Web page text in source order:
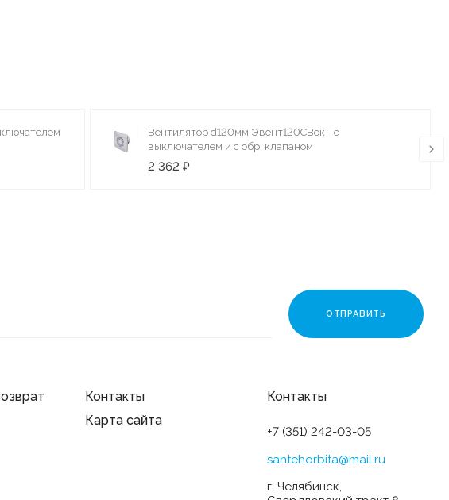
Вентилятор d120мм Эвент120СВок - с
выключателем и с обр. клапаном
2 362 ₽
Контакты
Карта сайта
Контакты
+7 (351) 242-03-05
santehorbita@mail.ru
г. Челябинск,